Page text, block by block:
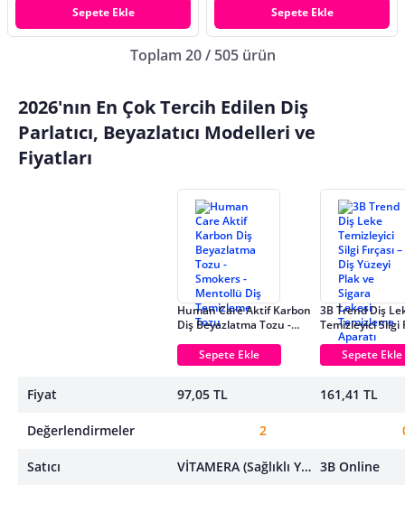
Sepete Ekle Sepete Ekle
Toplam 20 / 505 ürün
2026'nın En Çok Tercih Edilen Diş
Parlatıcı, Beyazlatıcı Modelleri ve
Fiyatları
Fiyat
Değerlendirmeler
Satıcı
Human Care Aktif Karbon
Diş Beyazlatma Tozu -
Temizleme Tozu
Sepete Ekle
97,05 TL
2
VİTAMERA (Sağlıklı Yaşam)
3B Trend Diş
Temizleyici Silgi
Diş Yüzeyi Plak
LekesiSepete Ekle
161,41 TL
3B Online